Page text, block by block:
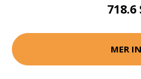
718.6
MER